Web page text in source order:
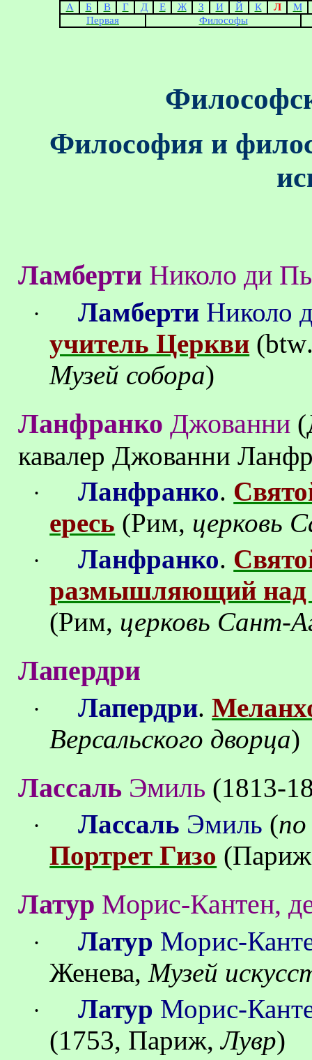
А Б В Г Д Е Ж З И Й К Л
М
Первая
Философы
Философия и
Ламберти Николо ди
· Ламберти Николо
учитель Церкви (btw
Музей собора)
Ланфранко Джованни
кавалер Джованни
· Ланфранко.
ересь (Рим, церковь
· Ланфранко.
размышляющий над
(Рим, церковь Сант-
Лапердри
· Лапердри.
Версальского дворца)
Лассаль Эмиль (1813-
· Лассаль Эмиль (
Портрет Гизо (
Латур Морис-Кантен,
· Латур Морис-
Женева,Музей
· Латур Морис-
(1753, Париж,Лувр)